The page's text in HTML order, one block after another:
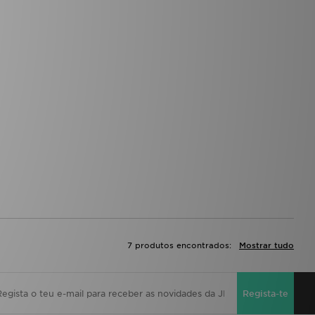
Mostrar tudo
7 produtos encontrados:
Regista-te